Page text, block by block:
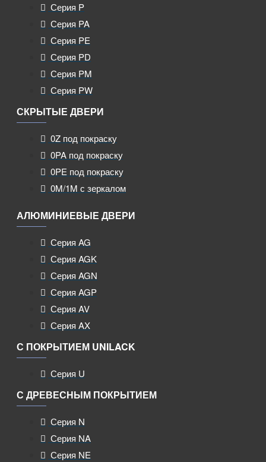
Серия P
Серия PA
Серия PE
Серия PD
Серия PM
Серия PW
СКРЫТЫЕ ДВЕРИ
0Z под покраску
0PA под покраску
0PE под покраску
0M/1M с зеркалом
АЛЮМИНИЕВЫЕ ДВЕРИ
Серия AG
Серия AGK
Серия AGN
Серия AGP
Серия AV
Серия AX
С ПОКРЫТИЕМ UNILACK
Серия U
С ДРЕВЕСНЫМ ПОКРЫТИЕМ
Серия N
Серия NA
Серия NE